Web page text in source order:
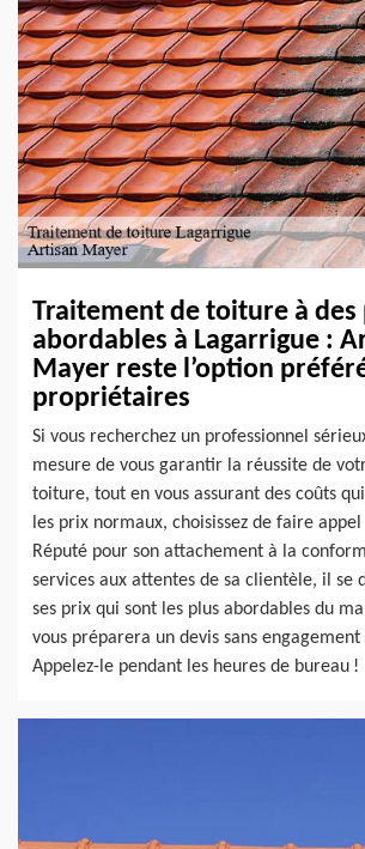
Traitement de toiture à des
abordables à Lagarrigue :
Mayer reste l’option
propriétaires
Si vous recherchez un professionnel
mesure de vous garantir la réussite de
toiture, tout en vous assurant des coûts qui
les prix normaux, choisissez de faire
Réputé pour son attachement à la
services aux attentes de sa clientèle, il se
ses prix qui sont les plus abordables du
vous préparera un devis sans engagement
Appelez-le pendant les heures de bureau !